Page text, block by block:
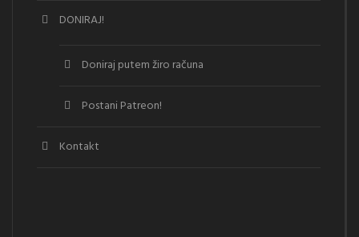
DONIRAJ!
Doniraj putem žiro računa
Postani Patreon!
Kontakt